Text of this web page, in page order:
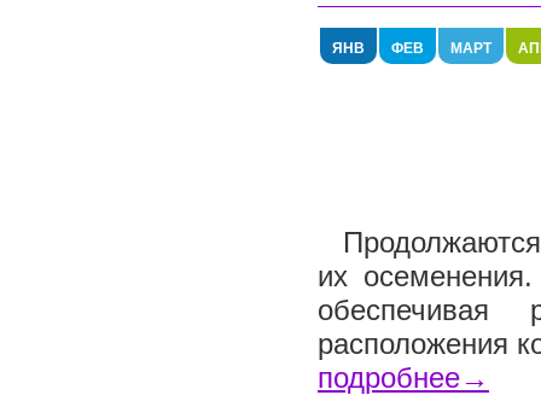
ЯНВ ФЕВ МАРТ
их
обеспечивая
расположения
подробнее→